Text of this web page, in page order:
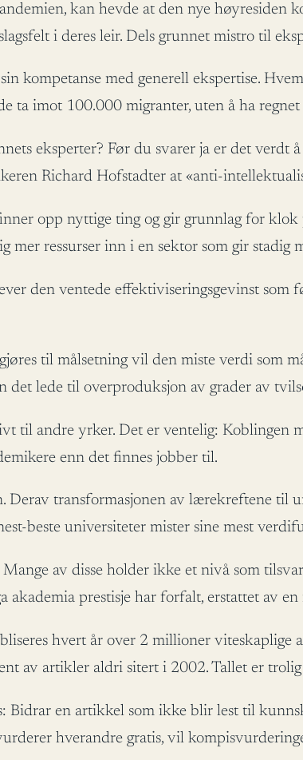
kan hevde at den nye høyresiden
i deres leir. Dels grunnet mistro til
kompetanse med generell ekspertise.
ta imot 100.000 migranter, uten å ha regnet
eksperter? Før du svarer ja er det
Richard Hofstadter at «anti-
opp nyttige ting og gir grunnlag for
mer ressurser inn i en sektor som gir stadig
den ventede effektiviseringsgevinst som
til målsetning vil den miste verdi som
det lede til overproduksjon av grader av
til andre yrker. Det er ventelig: Koblingen
enn det finnes jobber til.
Derav transformasjonen av lærekreftene til
beste universiteter mister sine mest
av disse holder ikke et nivå som
akademia prestisje har forfalt, erstattet av
hvert år over 2 millioner
av artikler aldri sitert i 2002. Tallet er trolig
Bidrar en artikkel som ikke blir lest til
hverandre gratis, vil